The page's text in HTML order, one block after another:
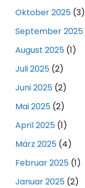
Oktober 2025 (3)
September 2025
August 2025 (1)
Juli 2025 (2)
Juni 2025 (2)
Mai 2025 (2)
April 2025 (1)
März 2025 (4)
Februar 2025 (1)
Januar 2025 (2)